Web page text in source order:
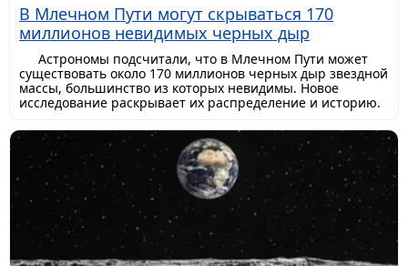
В Млечном Пути могут скрываться 170
миллионов невидимых черных дыр
Астрономы подсчитали, что в Млечном Пути может
существовать около 170 миллионов черных дыр звездной
массы, большинство из которых невидимы. Новое
исследование раскрывает их распределение и историю.